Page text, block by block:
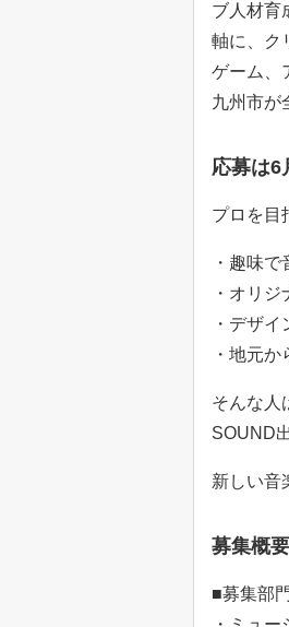
ブ人材育
軸に、ク
ゲーム、
九州市が
応募は6
プロを目
・趣味
・オリ
・デザ
・地元
そんな人
SOUND
新しい音
募集概
■募集部門